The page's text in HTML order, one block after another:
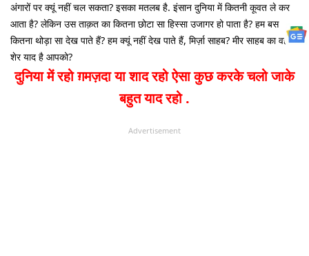
अंगारों पर क्यूं नहीं चल सकता? इसका मतलब है. इंसान दुनिया में कितनी कूवत ले कर
आता है? लेकिन उस ताक़त का कितना छोटा सा हिस्सा उजागर हो पाता है? हम बस
कितना थोड़ा सा देख पाते हैं? हम क्यूं नहीं देख पाते हैं, मिर्ज़ा साहब? मीर साहब का वह
शेर याद है आपको?
दुनिया में रहो ग़मज़दा या शाद रहोऐसा कुछ करके चलो जाके
बहुत याद रहो .
Advertisement